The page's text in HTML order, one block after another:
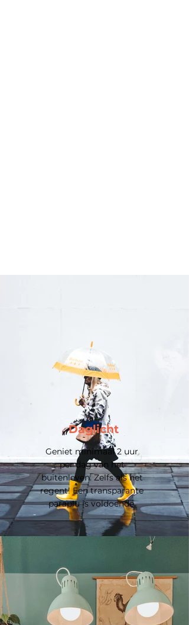
Daglicht
Geniet minimaal 2 uur
per dag van het
buitenleven. Zelfs als het
regent! Een transparante
paraplu is voldoende.